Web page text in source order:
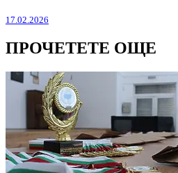
17.02.2026
ПРОЧЕТЕТЕ ОЩЕ